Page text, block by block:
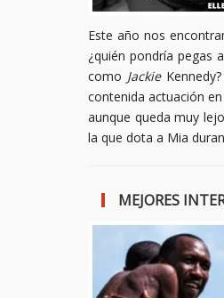
Este año nos
¿quién pondría pegas
como Jackie
contenida actuación en
aunque queda muy
la que dota a Mia
MEJORES